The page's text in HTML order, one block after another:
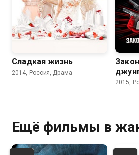
7.8 7.0
Сладкая жизнь
2014, Россия, Драма
7.7
2015,
Ещё фильмы в